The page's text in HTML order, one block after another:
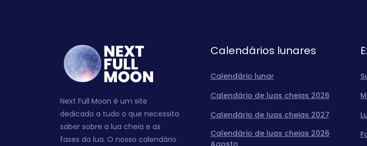
Next Full Moon é um site
dedicado a tudo o que necessita
saber sobre a lua cheia e as
fases da lua. O nosso calendário
Calendários lunares
Calendário lunar
Calendário de luas cheias 2026
Calendário de luas cheias 2027
Calendário de luas cheias 2026
Agosto